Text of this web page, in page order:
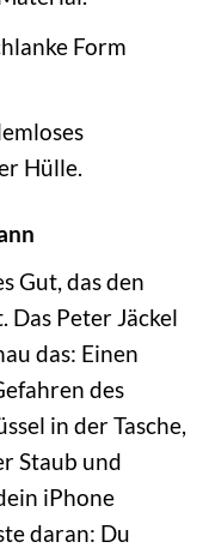
Form
Hülle.
Gut, das den
Das Peter Jäckel
das: Einen
des
in der Tasche,
Staub und
iPhone
daran: Du